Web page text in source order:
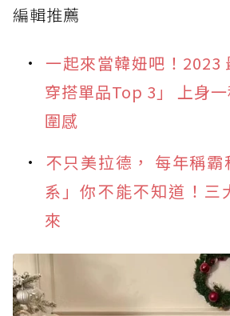
編輯推薦
一起來當韓妞吧！2023
穿搭單品Top 3」 上身
圍感
不只美拉德， 每年稱
系」你不能不知道！三
來